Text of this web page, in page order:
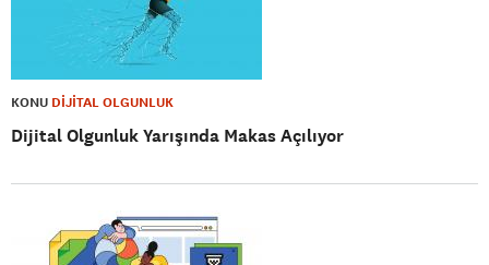
KONU DİJİTAL OLGUNLUK
Dijital Olgunluk Yarışında Makas Açılıyor